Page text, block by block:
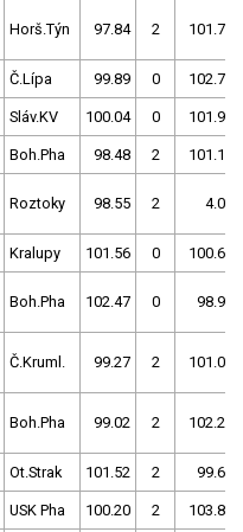
Horš.Týn 97.84 2 101.73
Č.Lípa 99.89 0 102.76
Sláv.KV 100.04 0 101.94
Boh.Pha 98.48 2 101.13
Roztoky 98.55 2 4.00
Kralupy 101.56 0 100.61
Boh.Pha 102.47 0 98.93
Č.Kruml. 99.27 2 101.00
Boh.Pha 99.02 2 102.23
Ot.Strak 101.52 2 99.69
USK Pha 100.20 2 103.82